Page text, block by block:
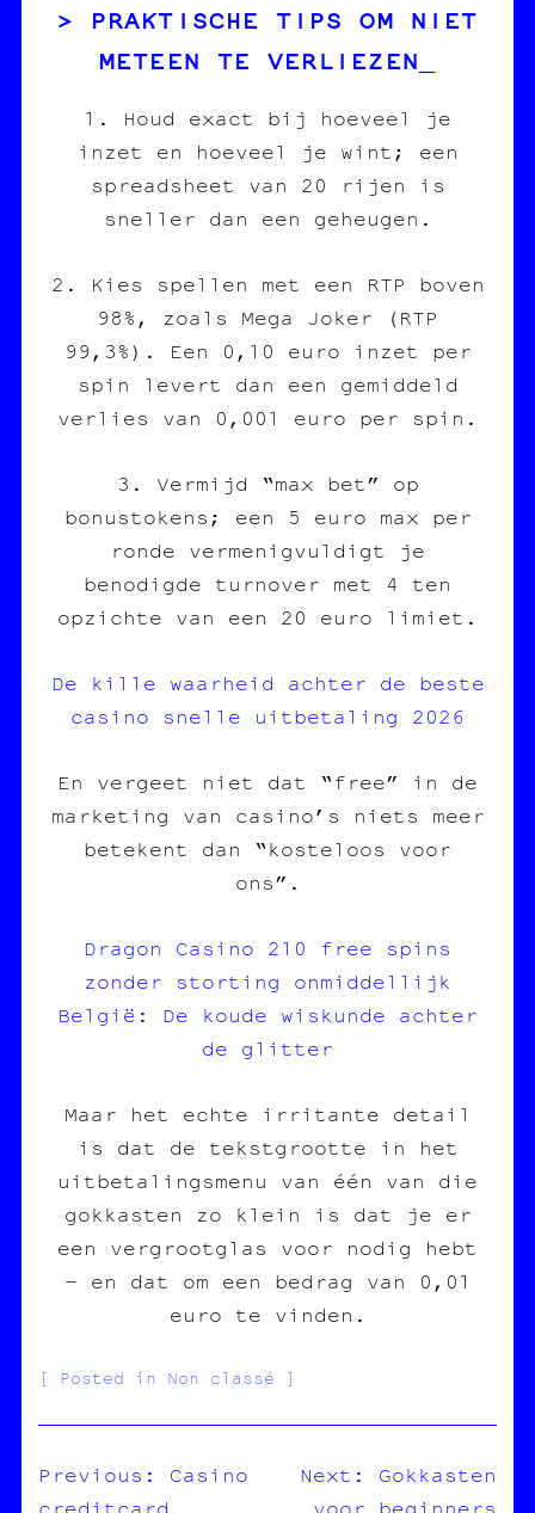
PRAKTISCHE TIPS OM NIET
METEEN TE VERLIEZEN
1. Houd exact bij hoeveel je
inzet en hoeveel je wint; een
spreadsheet van 20 rijen is
sneller dan een geheugen.
2. Kies spellen met een RTP boven
98%, zoals Mega Joker (RTP
99,3%). Een 0,10 euro inzet per
spin levert dan een gemiddeld
verlies van 0,001 euro per spin.
3. Vermijd “max bet” op
bonustokens; een 5 euro max per
ronde vermenigvuldigt je
benodigde turnover met 4 ten
opzichte van een 20 euro limiet.
De kille waarheid achter de beste
casino snelle uitbetaling 2026
En vergeet niet dat “free” in de
marketing van casino’s niets meer
betekent dan “kosteloos voor
ons”.
Dragon Casino 210 free spins
zonder storting onmiddellijk
België: De koude wiskunde achter
de glitter
Maar het echte irritante detail
is dat de tekstgrootte in het
uitbetalingsmenu van één van die
gokkasten zo klein is dat je er
een vergrootglas voor nodig hebt
– en dat om een bedrag van 0,01
euro te vinden.
Posted in Non classé
Previous:
Casino
Next:
Gokkasten